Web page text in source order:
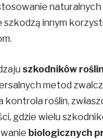
innym
szkodników
metod
roślin,
gdzie wielu
biologicznych